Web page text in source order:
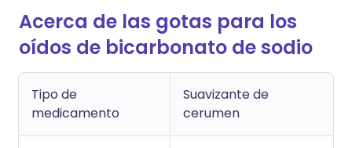
Acerca de las gotas para los
oídos de bicarbonato de sodio
Tipo de
medicamento
Suavizante de
cerumen